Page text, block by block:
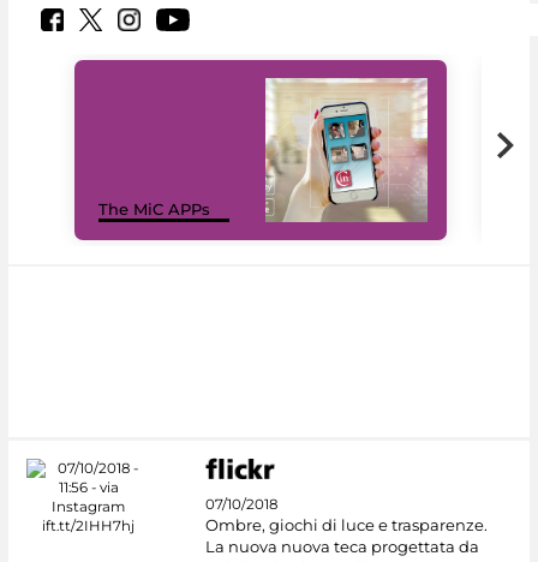
The MiC APPs
07/10/2018
Ombre, giochi di luce e trasparenze.
La nuova nuova teca progettata da